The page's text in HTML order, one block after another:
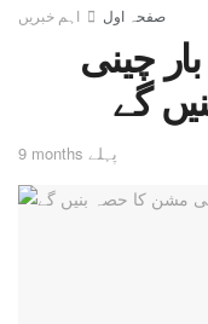
صفحہ اول اہم خبریں
چینی
گے
9 months پہلے